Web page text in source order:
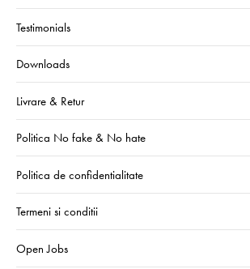
Testimonials
Downloads
Livrare & Retur
Politica No fake & No hate
Politica de confidentialitate
Termeni si conditii
Open Jobs